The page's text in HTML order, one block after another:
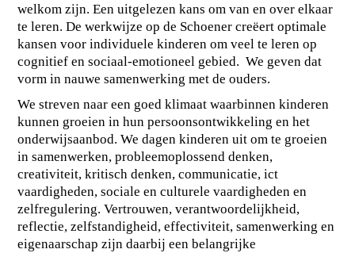
welkom zijn. Een uitgelezen kans om van en over elkaar
te leren. De werkwijze op de Schoener creëert optimale
kansen voor individuele kinderen om veel te leren op
cognitief en sociaal-emotioneel gebied. We geven dat
vorm in nauwe samenwerking met de ouders.
We streven naar een goed klimaat waarbinnen kinderen
kunnen groeien in hun persoonsontwikkeling en het
onderwijsaanbod. We dagen kinderen uit om te groeien
in samenwerken, probleemoplossend denken,
creativiteit, kritisch denken, communicatie, ict
vaardigheden, sociale en culturele vaardigheden en
zelfregulering. Vertrouwen, verantwoordelijkheid,
reflectie, zelfstandigheid, effectiviteit, samenwerking en
eigenaarschap zijn daarbij een belangrijke